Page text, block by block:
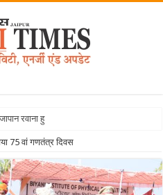
रवाना हुई बियानी ग्रुप ऑफ कॉलेजे
75 वां गणतंत्र दिवस